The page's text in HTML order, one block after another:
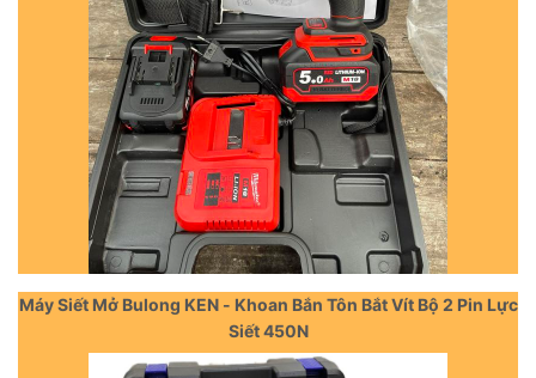
Máy Siết Mở Bulong KEN - Khoan Bắn Tôn Bắt Vít Bộ 2 Pin Lực
Siết 450N